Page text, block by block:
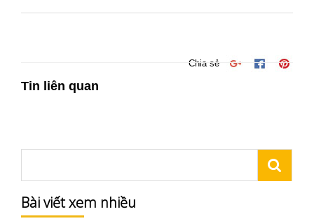
Chia sẻ
Tin liên quan
Bài viết xem nhiều